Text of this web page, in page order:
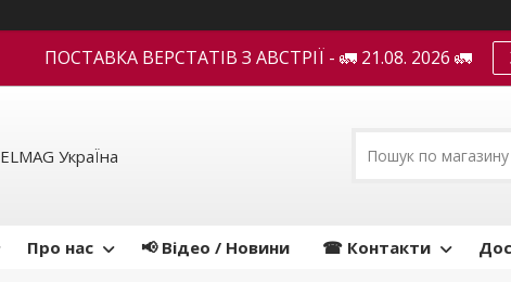
ПОСТАВКА ВЕРСТАТІВ З АВСТРІЇ - 🚛 21.08. 2026 🚛
ELMAG УкраЇна
Про нас 📢 Відео / Новини ☎ Контакти